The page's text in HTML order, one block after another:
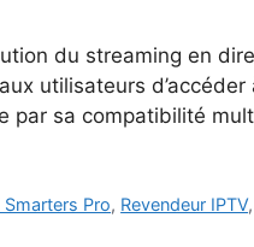
du streaming en
utilisateurs
par sa compatibilité
Smarters Pro, Revendeur IPTV